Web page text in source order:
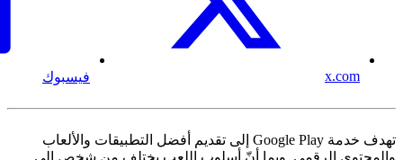
x.com فيسبوك
تهدف خدمة Google Play إلى تقديم أفضل التطبيقات والألعاب